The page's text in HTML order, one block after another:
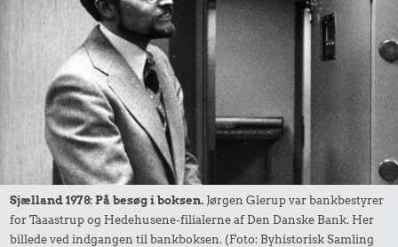
Sjælland 1978: På besøg i boksen. Jørgen Glerup var bankbestyrer
for Taaastrup og Hedehusene-filialerne af Den Danske Bank. Her
billede ved indgangen til bankboksen. (Foto: Byhistorisk Samling